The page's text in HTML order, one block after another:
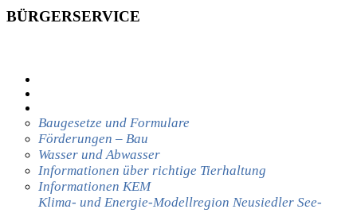
BÜRGERSERVICE
Baugesetze und Formulare
Förderungen – Bau
Wasser und Abwasser
Informationen über richtige Tierhaltung
Informationen KEM
Klima- und Energie-Modellregion Neusiedler See-